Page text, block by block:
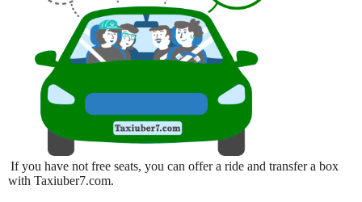
If you have not free seats, you can offer a ride and transfer a box
with Taxiuber7.com.